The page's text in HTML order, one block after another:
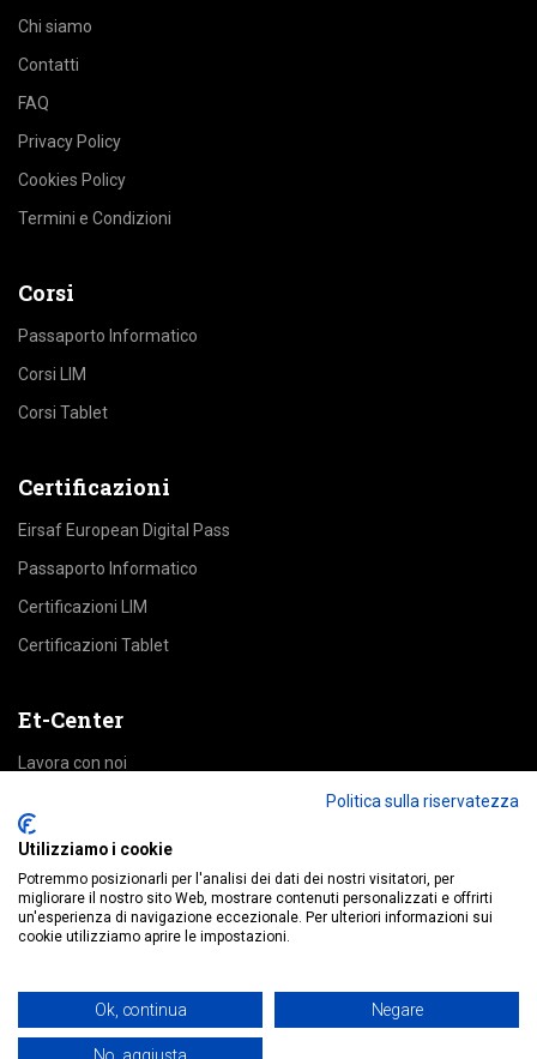
Chi siamo
Contatti
FAQ
Privacy Policy
Cookies Policy
Termini e Condizioni
Corsi
Passaporto Informatico
Corsi LIM
Corsi Tablet
Certificazioni
Eirsaf European Digital Pass
Passaporto Informatico
Certificazioni LIM
Certificazioni Tablet
Et-Center
Lavora con noi
Accedi alle piattaforme
Education
Politica sulla riservatezza
Utilizziamo i cookie
Potremmo posizionarli per l'analisi dei dati dei nostri visitatori, per
migliorare il nostro sito Web, mostrare contenuti personalizzati e offrirti
un'esperienza di navigazione eccezionale. Per ulteriori informazioni sui
cookie utilizziamo aprire le impostazioni.
Ok, continua Negare